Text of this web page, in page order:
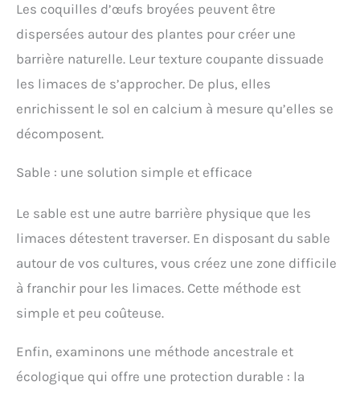
Les coquilles d’œufs broyées peuvent être
dispersées autour des plantes pour créer une
barrière naturelle. Leur texture coupante dissuade
les limaces de s’approcher. De plus, elles
enrichissent le sol en calcium à mesure qu’elles se
décomposent.
Sable : une solution simple et efficace
Le sable est une autre barrière physique que les
limaces détestent traverser. En disposant du sable
autour de vos cultures, vous créez une zone difficile
à franchir pour les limaces. Cette méthode est
simple et peu coûteuse.
Enfin, examinons une méthode ancestrale et
écologique qui offre une protection durable : la